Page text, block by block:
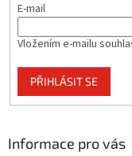
E-mail
Vložením e-mailu
PŘIHLÁSIT SE
Informace pro vás